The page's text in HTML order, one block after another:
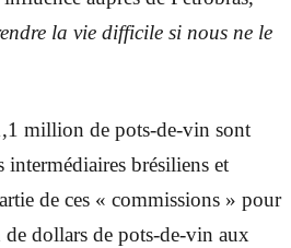
la vie difficile si nous ne le
million de pots-de-vin sont
intermédiaires brésiliens et
de ces « commissions » pour
dollars de pots-de-vin aux